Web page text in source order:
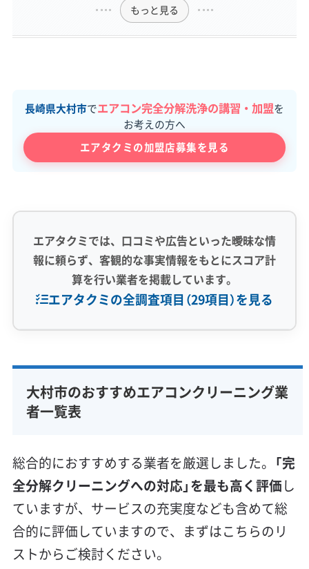
もっと見る
長崎県大村市でエアコン完全分解洗浄の講習・加盟を
お考えの方へ
エアタクミの加盟店募集を見る
エアタクミでは、口コミや広告といった曖昧な情
報に頼らず、客観的な事実情報をもとにスコア計
算を行い業者を掲載しています。
エアタクミの全調査項目（29項目）を見る
完全分解洗浄 部分クリーニング
実績10年以上
資格保有スタッフ
保証付き アフターフォロー
女性スタッフ在籍
エコ洗剤使用
アレルギー対策
ハウスダスト除去
利便性・サービス (12)
大村市のおすすめエアコンクリーニング業
者一覧表
総合的におすすめする業者を厳選しました。 「完
全分解クリーニングへの対応」を最も高く評価し
ていますが、サービスの充実度なども含めて総
合的に評価していますので、まずはこちらのリ
ストからご検討ください。